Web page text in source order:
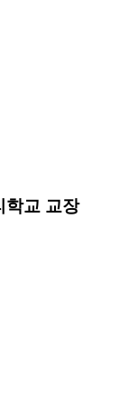
학교 교장